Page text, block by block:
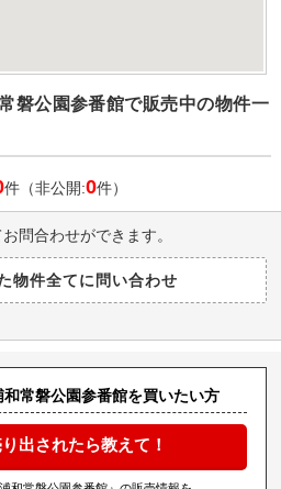
磐公園参番館で販売中の物件一
件（非公開:0件）
問合わせができます。
和常磐公園参番館を買いたい方
出されたら教えて！